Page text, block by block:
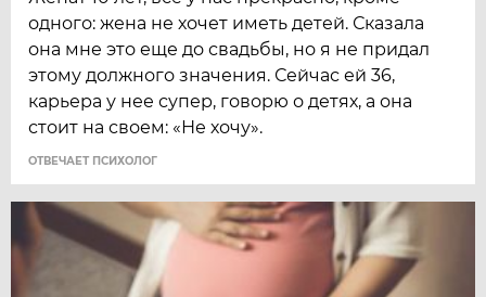
одного: жена не хочет иметь детей. Сказала
она мне это еще до свадьбы, но я не придал
этому должного значения. Сейчас ей 36,
карьера у нее супер, говорю о детях, а она
стоит на своем: «Не хочу».
ОТВЕЧАЕТ ПСИХОЛОГ